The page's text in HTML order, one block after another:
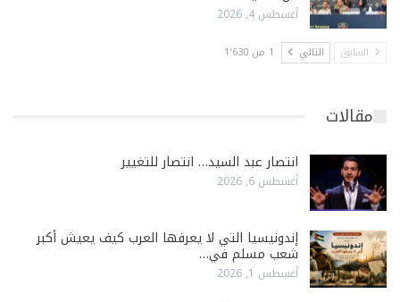
أغسطس 4, 2026
السابق التالي 1 من 1٬630
مقالات
انتصار عبد السيد… انتصار للتغيير
أغسطس 6, 2026
إندونيسيا التي لا يعرفها العرب كيف يعيش أكبر
شعب مسلم في…
أغسطس 1, 2026